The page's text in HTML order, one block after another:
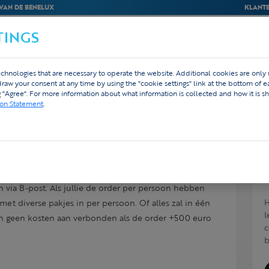
DE BENELUX
BEDRIJVEN
via B-post. Als jullie de order per persoon hebben
diverse pakjes in per persoon. Of alles zal in één
kosten aan verbonden als de order +500 euro
that are necessary to operate the website. Additional cookies are only
your consent at any time by using the "cookie settings" link at the bottom of
For more information about what information is collected and how it is
Statement.